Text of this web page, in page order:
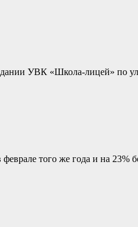
УВК «Школа-лицей» по
того же года и на 23%